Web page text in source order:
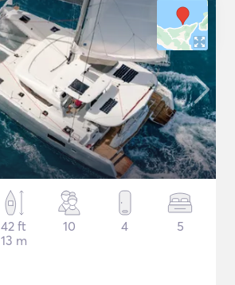
42 ft
13 m
10 4 5